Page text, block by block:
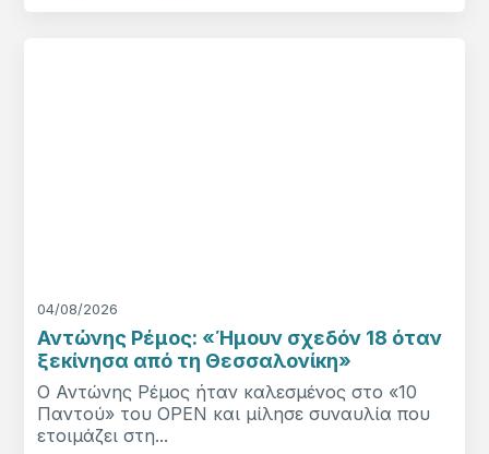
04/08/2026
Αντώνης Ρέμος: «Ήμουν σχεδόν 18 όταν
ξεκίνησα από τη Θεσσαλονίκη»
Ο Αντώνης Ρέμος ήταν καλεσμένος στο «10
Παντού» του OPEN και μίλησε συναυλία που
ετοιμάζει στη...